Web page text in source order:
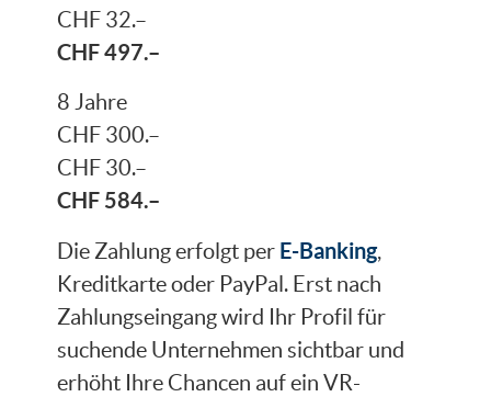
CHF 32.–
CHF 497.–
8 Jahre
CHF 300.–
CHF 30.–
CHF 584.–
Die Zahlung erfolgt per E-Banking,
Kreditkarte oder PayPal. Erst nach
Zahlungseingang wird Ihr Profil für
suchende Unternehmen sichtbar und
erhöht Ihre Chancen auf ein VR-